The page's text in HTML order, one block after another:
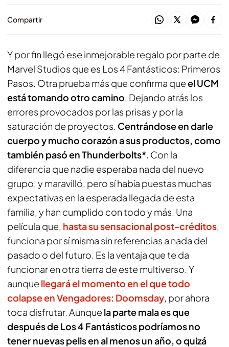
Compartir
Y por fin llegó ese inmejorable regalo por parte de
Marvel Studios que es Los 4 Fantásticos: Primeros
Pasos. Otra prueba más que confirma queel UCM
está tomando otro camino. Dejando atrás los
errores provocados por las prisas y por la
saturación de proyectos. Centrándose en darle
cuerpo y mucho corazón a sus productos, como
también pasó enThunderbolts*. Con la
diferencia que nadie esperaba nada del nuevo
grupo, y maravilló, pero sí había puestas muchas
expectativas en la esperada llegada de esta
familia, y han cumplido con todo y más. Una
película que, hasta su sensacional post-créditos,
funciona por sí misma sin referencias a nada del
pasado o del futuro. Es la ventaja que te da
funcionar en otra tierra de este multiverso. Y
aunque llegará el momento en el que todo
colapse enVengadores: Doomsday, por ahora
toca disfrutar. Aunque la parte mala es que
después deLos 4 Fantásticospodríamos no
tener nuevas pelis en al menos un año, o quizá